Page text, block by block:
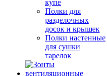
купе
Полки для
разделочных
досок и крышек
Полки настенные
для сушки
тарелок